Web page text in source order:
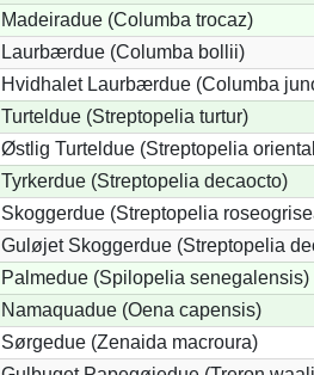
Madeiradue (Columba trocaz)
Laurbærdue (Columba bollii)
Hvidhalet Laurbærdue (Columba
Turteldue (Streptopelia turtur)
Østlig Turteldue (Streptopelia
Tyrkerdue (Streptopelia decaocto)
Skoggerdue (Streptopelia
Guløjet Skoggerdue (Streptopelia
Palmedue (Spilopelia senegalensis)
Namaquadue (Oena capensis)
Sørgedue (Zenaida macroura)